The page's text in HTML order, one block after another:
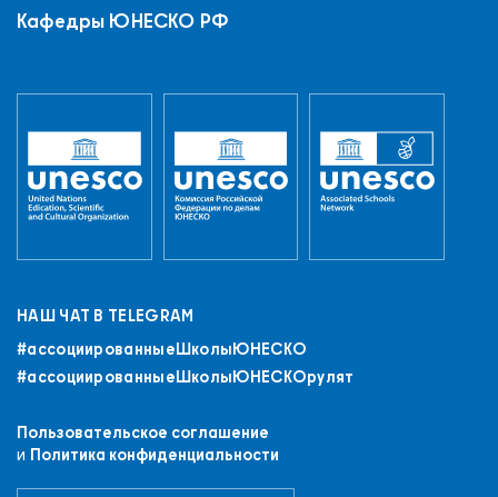
Кафедры ЮНЕСКО РФ
НАШ ЧАТ В TELEGRAM
#ассоциированныеШколыЮНЕСКO
#ассоциированныеШколыЮНЕСКОрулят
Пользовательское соглашение
и Политика конфиденциальности